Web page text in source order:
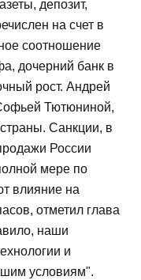
депозит,
на счет в
соотношение
дочерний банк в
рост. Андрей
Тютюниной,
Санкции, в
России
мере по
влияние на
отметил глава
наши
и
условиям".